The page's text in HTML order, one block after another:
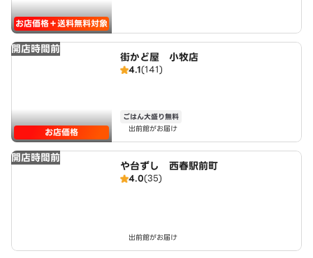
お店価格＋送料無料対象
開店時間前
お店価格
街かど屋 小牧店
4.1(141)
ごはん大盛り無料
出前館がお届け
開店時間前
や台ずし 西春駅前町
4.0(35)
出前館がお届け